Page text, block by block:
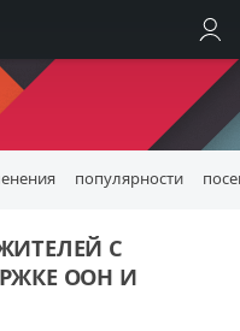
популярности
С
ООН И